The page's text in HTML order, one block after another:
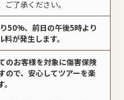
了承ください。
50%、前日の午後5時より
が発生します。
のお客様を対象に傷害保険
ので、安心してツアーを楽